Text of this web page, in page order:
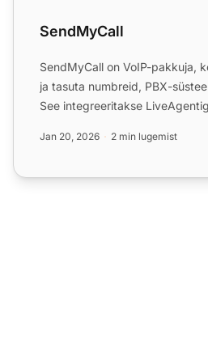
SendMyCall
SendMyCall on VoIP-pakkuja,
ja tasuta numbreid, PBX-
See integreeritakse
Jan 20, 2026 2 min lugemist